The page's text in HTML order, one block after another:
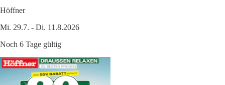
Höffner
Mi. 29.7. - Di. 11.8.2026
Noch 6 Tage gültig